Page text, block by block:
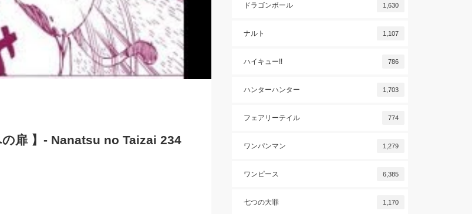
の扉 】- Nanatsu no Taizai 234
ドラゴンボール 1,630
ナルト 1,107
ハイキュー!! 786
ハンターハンター 1,703
フェアリーテイル 774
ワンパンマン 1,279
ワンピース 6,385
七つの大罪 1,170